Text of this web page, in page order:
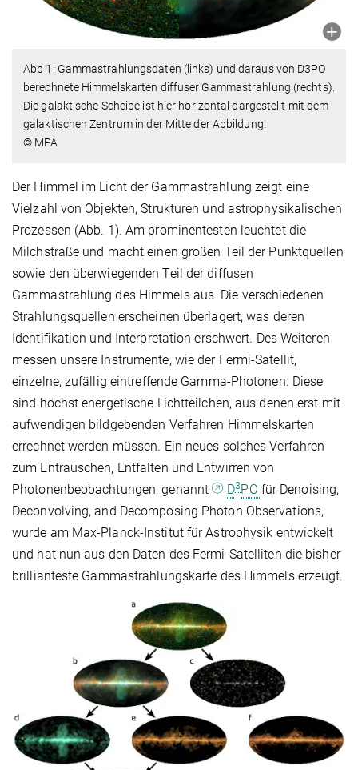
Abb 1: Gammastrahlungsdaten (links) und daraus von D3PO
berechnete Himmelskarten diffuser Gammastrahlung (rechts).
Die galaktische Scheibe ist hier horizontal dargestellt mit dem
galaktischen Zentrum in der Mitte der Abbildung.
© MPA
Der Himmel im Licht der Gammastrahlung zeigt eine
Vielzahl von Objekten, Strukturen und astrophysikalischen
Prozessen (Abb. 1). Am prominentesten leuchtet die
Milchstraße und macht einen großen Teil der Punktquellen
sowie den überwiegenden Teil der diffusen
Gammastrahlung des Himmels aus. Die verschiedenen
Strahlungsquellen erscheinen überlagert, was deren
Identifikation und Interpretation erschwert. Des Weiteren
messen unsere Instrumente, wie der Fermi-Satellit,
einzelne, zufällig eintreffende Gamma-Photonen. Diese
sind höchst energetische Lichtteilchen, aus denen erst mit
aufwendigen bildgebenden Verfahren Himmelskarten
errechnet werden müssen. Ein neues solches Verfahren
zum Entrauschen, Entfalten und Entwirren von
Photonenbeobachtungen, genannt
D3PO für Denoising,
Deconvolving, and Decomposing Photon Observations,
wurde am Max-Planck-Institut für Astrophysik entwickelt
und hat nun aus den Daten des Fermi-Satelliten die bisher
brillianteste Gammastrahlungskarte des Himmels erzeugt.